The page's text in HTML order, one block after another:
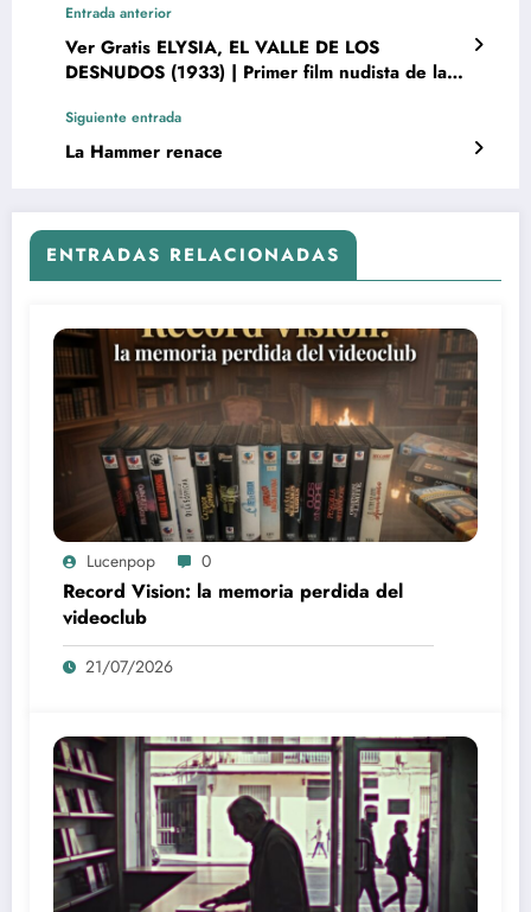
Entrada anterior
Ver Gratis ELYSIA, EL VALLE DE LOS
DESNUDOS (1933) | Primer film nudista de la
Siguiente entrada
La Hammer renace
ENTRADAS RELACIONADAS
Lucenpop 0
Record Vision: la memoria perdida del
videoclub
21/07/2026